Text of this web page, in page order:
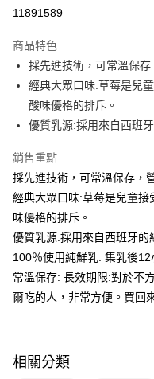
運送方式
本島宅配-活動商品
免運費
11891589
商品特色
採先進技術，可常溫保存
經典大眾口味:草莓是兒
酸味優格的排斥。
優質乳源:採用來自西班
銷售重點
採先進技術，可常溫保存，
經典大眾口味:草莓是兒童
味優格的排斥。
優質乳源:採用來自西班牙的
100％使用純鮮乳: 集乳後
常溫保存: 長效期限:對於不
爾吃的人，非常方便。買回
相關分類